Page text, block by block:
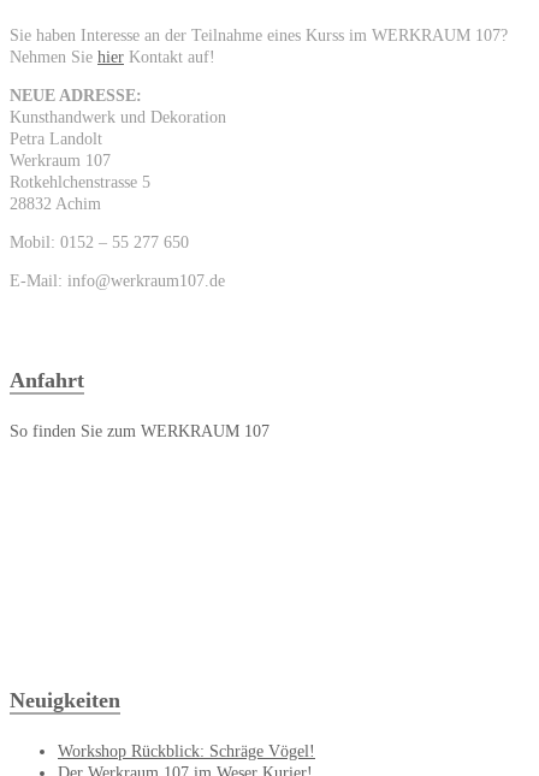
Sie haben Interesse an der Teilnahme eines Kurss im WERKRAUM 107?
Nehmen Sie hier Kontakt auf!
NEUE ADRESSE:
Kunsthandwerk und Dekoration
Petra Landolt
Werkraum 107
Rotkehlchenstrasse 5
28832 Achim
Mobil: 0152 – 55 277 650
E-Mail: info@werkraum107.de
Anfahrt
So finden Sie zum WERKRAUM 107
Neuigkeiten
Workshop Rückblick: Schräge Vögel!